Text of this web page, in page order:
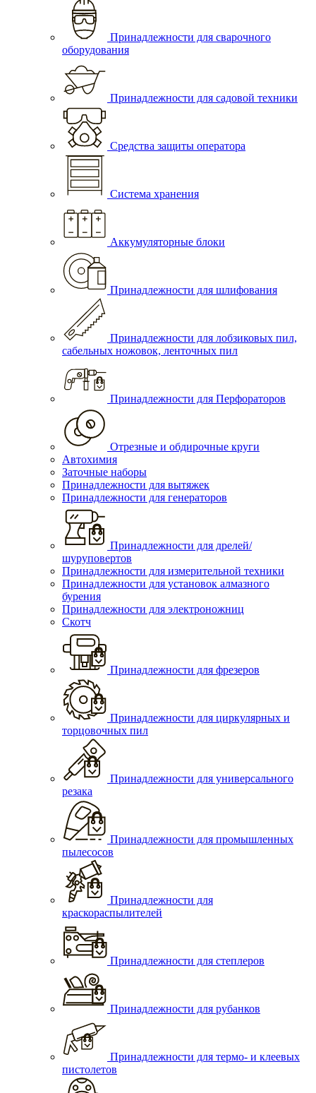
Принадлежности для сварочного
оборудования
Принадлежности для садовой техники
Средства защиты оператора
Система хранения
Аккумуляторные блоки
Принадлежности для шлифования
Принадлежности для лобзиковых пил,
сабельных ножовок, ленточных пил
Принадлежности для Перфораторов
Отрезные и обдирочные круги
Автохимия
Заточные наборы
Принадлежности для вытяжек
Принадлежности для генераторов
Принадлежности для дрелей/
шуруповертов
Принадлежности для измерительной техники
Принадлежности для установок алмазного
бурения
Принадлежности для электроножниц
Скотч
Принадлежности для фрезеров
Принадлежности для циркулярных и
торцовочных пил
Принадлежности для универсального
резака
Принадлежности для промышленных
пылесосов
Принадлежности для
краскораспылителей
Принадлежности для степлеров
Принадлежности для рубанков
Принадлежности для термо- и клеевых
пистолетов